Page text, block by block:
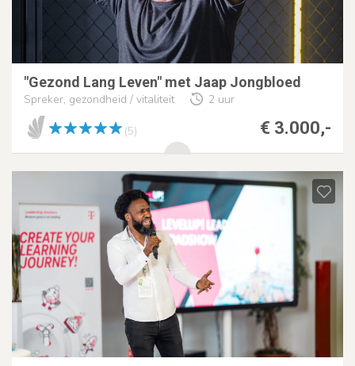
"Gezond Lang Leven" met Jaap Jongbloed
Spreker, gezondheid / vitaliteit 2 uur
€ 3.000,-
(5)